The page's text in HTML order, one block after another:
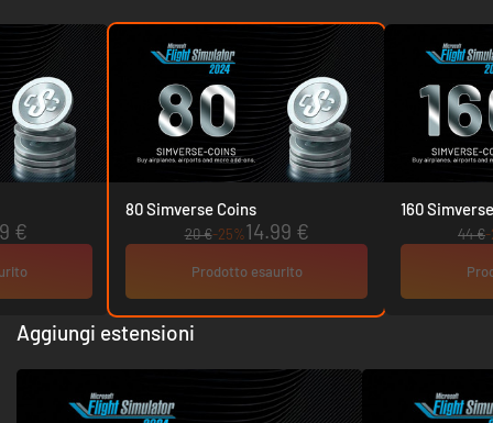
€
80 Simverse Coins
20 €-25%14.99 €
Prodotto esaurito
160
44 €-
Aggiungi estensioni